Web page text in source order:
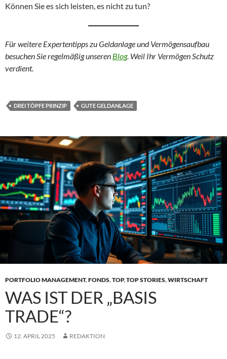
Können Sie es sich leisten, es nicht zu tun?
Für weitere Expertentipps zu Geldanlage und Vermögensaufbau
besuchen Sie regelmäßig unseren Blog. Weil Ihr Vermögen Schutz
verdient.
DREI TÖPFE PRINZIP GUTE GELDANLAGE
PORTFOLIO MANAGEMENT,FONDS,TOP,TOP STORIES,WIRTSCHAFT
WAS IST DER „BASIS
TRADE“?
12. APRIL 2025 REDAKTION